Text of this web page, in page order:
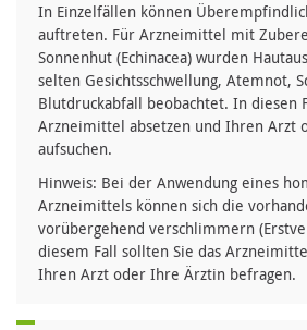
In Einzelfällen können
auftreten. Für Arzneimittel mit
Sonnenhut (Echinacea) wurden
selten Gesichtsschwellung, Atemnot,
Blutdruckabfall beobachtet. In diesen
Arzneimittel absetzen und Ihren Arzt
aufsuchen.
Hinweis: Bei der Anwendung eines
Arzneimittels können sich die
vorübergehend verschlimmern
diesem Fall sollten Sie das
Ihren Arzt oder Ihre Ärztin befragen.